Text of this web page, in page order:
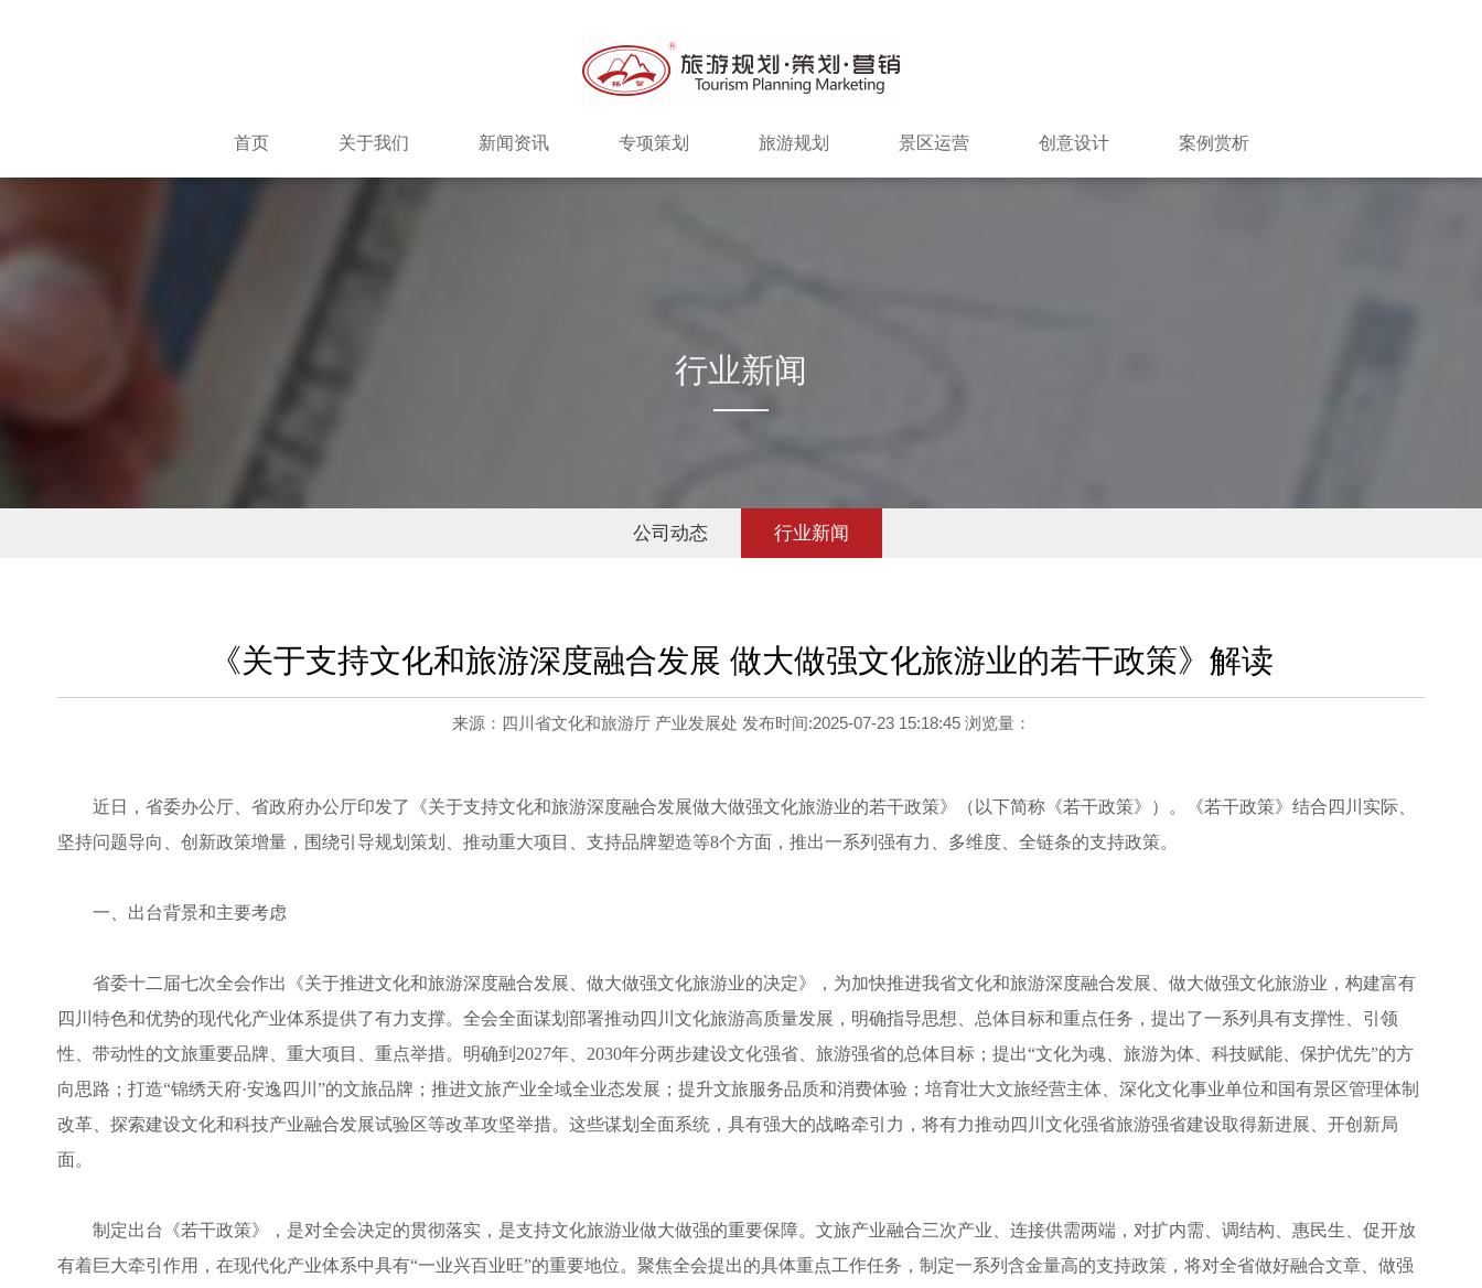
首页 关于我们 新闻资讯 专项策划 旅游规划 景区运营 创意设计 案例赏析
行业新闻
公司动态 行业新闻
《关于支持文化和旅游深度融合发展 做大做强文化旅游业的若干政策》解读
来源：四川省文化和旅游厅 产业发展处 发布时间:2025-07-23 15:18:45 浏览量：
近日，省委办公厅、省政府办公厅印发了《关于支持文化和旅游深度融合发展做大做强文化旅游业的若干政策》（以下简称《若干政策》）。《若干政策》结合四川实际、
坚持问题导向、创新政策增量，围绕引导规划策划、推动重大项目、支持品牌塑造等8个方面，推出一系列强有力、多维度、全链条的支持政策。
一、出台背景和主要考虑
省委十二届七次全会作出《关于推进文化和旅游深度融合发展、做大做强文化旅游业的决定》，为加快推进我省文化和旅游深度融合发展、做大做强文化旅游业，构建富有
四川特色和优势的现代化产业体系提供了有力支撑。全会全面谋划部署推动四川文化旅游高质量发展，明确指导思想、总体目标和重点任务，提出了一系列具有支撑性、引领
性、带动性的文旅重要品牌、重大项目、重点举措。明确到2027年、2030年分两步建设文化强省、旅游强省的总体目标；提出“文化为魂、旅游为体、科技赋能、保护优先”的方
向思路；打造“锦绣天府·安逸四川”的文旅品牌；推进文旅产业全域全业态发展；提升文旅服务品质和消费体验；培育壮大文旅经营主体、深化文化事业单位和国有景区管理体制
改革、探索建设文化和科技产业融合发展试验区等改革攻坚举措。这些谋划全面系统，具有强大的战略牵引力，将有力推动四川文化强省旅游强省建设取得新进展、开创新局
面。
制定出台《若干政策》，是对全会决定的贯彻落实，是支持文化旅游业做大做强的重要保障。文旅产业融合三次产业、连接供需两端，对扩内需、调结构、惠民生、促开放
有着巨大牵引作用，在现代化产业体系中具有“一业兴百业旺”的重要地位。聚焦全会提出的具体重点工作任务，制定一系列含金量高的支持政策，将对全省做好融合文章、做强